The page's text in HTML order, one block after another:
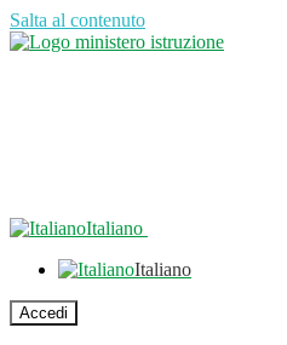
Salta al contenuto
Italiano
Italiano
Accedi